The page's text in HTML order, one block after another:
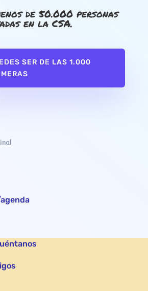
de 50.000 personas
en la CSA.
SER DE LAS 1.000